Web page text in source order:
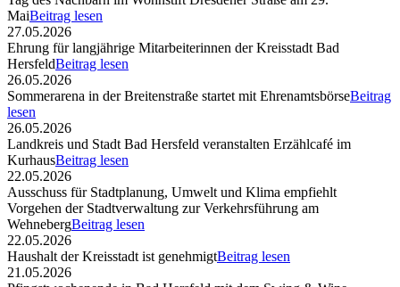
MaiBeitrag lesen
27.05.2026
Ehrung für langjährige Mitarbeiterinnen der Kreisstadt Bad
HersfeldBeitrag lesen
26.05.2026
Sommerarena in der Breitenstraße startet mit EhrenamtsbörseBeitrag
lesen
26.05.2026
Landkreis und Stadt Bad Hersfeld veranstalten Erzählcafé im
KurhausBeitrag lesen
22.05.2026
Ausschuss für Stadtplanung, Umwelt und Klima empfiehlt
Vorgehen der Stadtverwaltung zur Verkehrsführung am
WehnebergBeitrag lesen
22.05.2026
Haushalt der Kreisstadt ist genehmigtBeitrag lesen
21.05.2026